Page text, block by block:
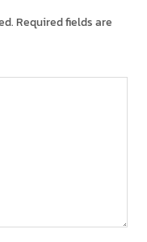
Required fields are